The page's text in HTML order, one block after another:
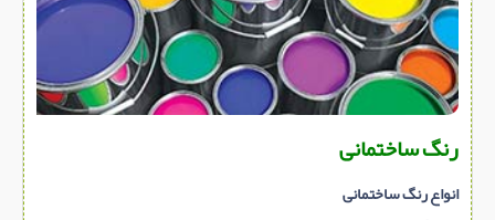
سنگ ساختمانی
عایق ساختمان
سرویس بهداشتی
برقی,روشنایی,ایمنی
تاسیسات ساختمان
رنگ ساختمانی
انواع رنگ ساختمانی